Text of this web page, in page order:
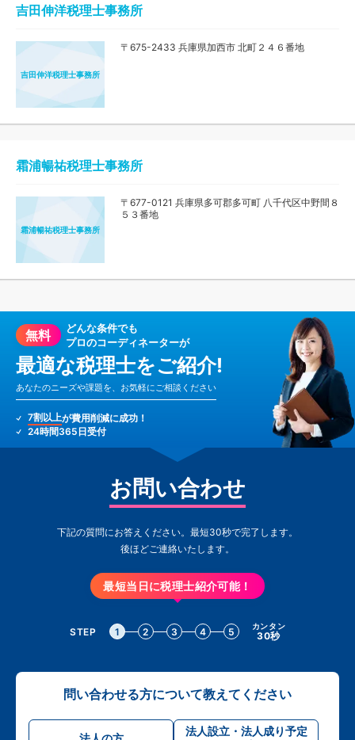
吉田伸洋税理士事務所
吉田伸洋税理士事務所
〒675-2433 兵庫県加西市 北町２４６番地
霜浦暢祐税理士事務所
霜浦暢祐税理士事務所
〒677-0121 兵庫県多可郡多可町 八千代区中野間８
５３番地
無料
どんな条件でも
プロのコーディネーターが
最適な税理士をご紹介!
あなたのニーズや課題を、お気軽にご相談ください
7割以上が費用削減に成功！
24時間365日受付
お問い合わせ
下記の質問にお答えください。最短30秒で完了します。
後ほどご連絡いたします。
最短当日に税理士紹介可能！
STEP 1 2 3 4 5 カンタン
30秒
問い合わせる方について教えてください
法人設立・法人成り予定